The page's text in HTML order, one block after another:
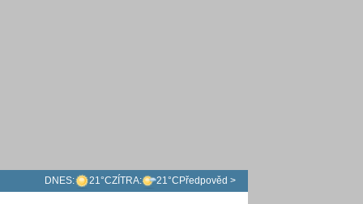
DNES: 21°CZÍTRA: 21°C Předpověd >